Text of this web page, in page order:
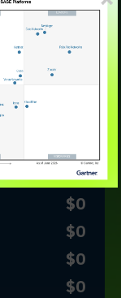
$0
$0
$0
$0
$0